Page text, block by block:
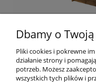
Dbamy o
Pliki cookies i pokrewne
działanie strony i
potrzeb. Możesz
wszystkich tych plików i